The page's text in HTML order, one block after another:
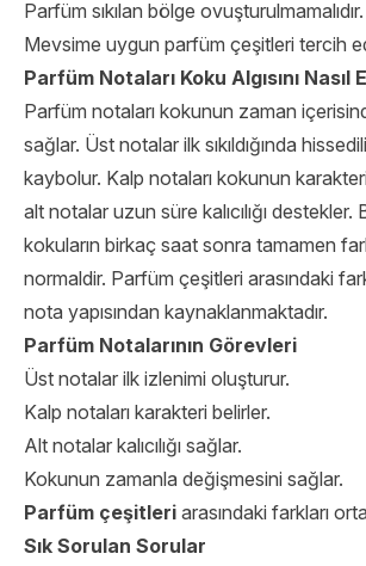
Parfüm sıkılan bölge ovuşturulmamalıdır.
Mevsime uygun parfüm çeşitleri tercih
Parfüm Notaları Koku Algısını Nasıl
Parfüm notaları kokunun zaman
sağlar. Üst notalar ilk sıkıldığında
kaybolur. Kalp notaları kokunun
alt notalar uzun süre kalıcılığı destekler.
kokuların birkaç saat sonra tamamen
normaldir. Parfüm çeşitleri arasındaki
nota yapısından kaynaklanmaktadır.
Parfüm Notalarının Görevleri
Üst notalar ilk izlenimi oluşturur.
Kalp notaları karakteri belirler.
Alt notalar kalıcılığı sağlar.
Kokunun zamanla değişmesini sağlar.
Parfüm çeşitleri arasındaki farkları
Sık Sorulan Sorular